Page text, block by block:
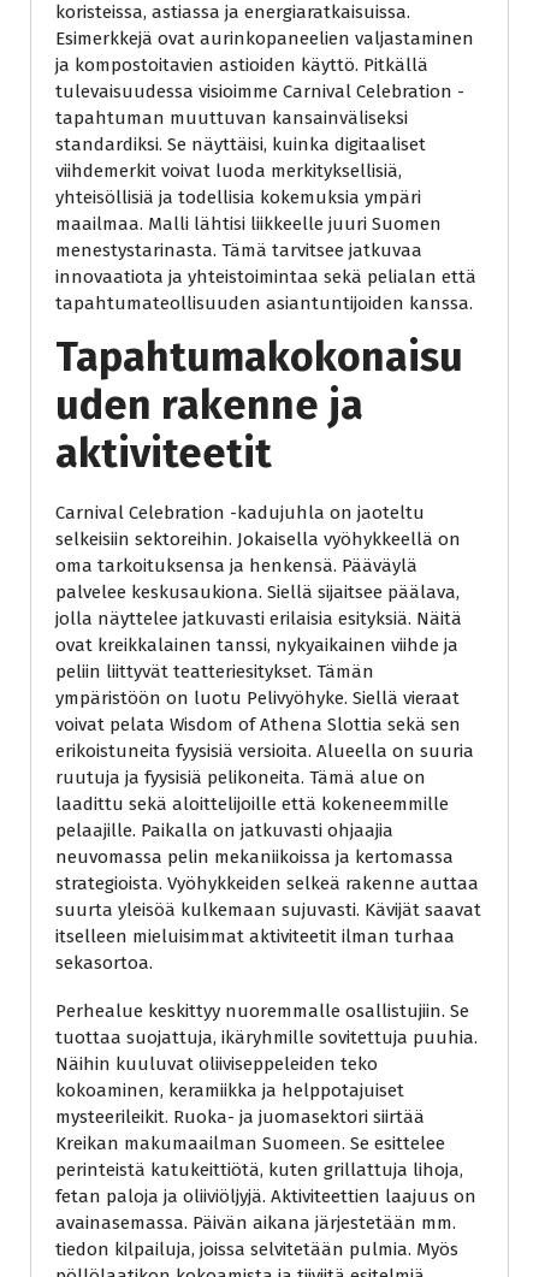
koristeissa, astiassa ja energiaratkaisuissa.
Esimerkkejä ovat aurinkopaneelien valjastaminen
ja kompostoitavien astioiden käyttö. Pitkällä
tulevaisuudessa visioimme Carnival Celebration -
tapahtuman muuttuvan kansainväliseksi
standardiksi. Se näyttäisi, kuinka digitaaliset
viihdemerkit voivat luoda merkityksellisiä,
yhteisöllisiä ja todellisia kokemuksia ympäri
maailmaa. Malli lähtisi liikkeelle juuri Suomen
menestystarinasta. Tämä tarvitsee jatkuvaa
innovaatiota ja yhteistoimintaa sekä pelialan että
tapahtumateollisuuden asiantuntijoiden kanssa.
Tapahtumakokonaisu
uden rakenne ja
aktiviteetit
Carnival Celebration -kadujuhla on jaoteltu
selkeisiin sektoreihin. Jokaisella vyöhykkeellä on
oma tarkoituksensa ja henkensä. Pääväylä
palvelee keskusaukiona. Siellä sijaitsee päälava,
jolla näyttelee jatkuvasti erilaisia esityksiä. Näitä
ovat kreikkalainen tanssi, nykyaikainen viihde ja
peliin liittyvät teatteriesitykset. Tämän
ympäristöön on luotu Pelivyöhyke. Siellä vieraat
voivat pelata Wisdom of Athena Slottia sekä sen
erikoistuneita fyysisiä versioita. Alueella on suuria
ruutuja ja fyysisiä pelikoneita. Tämä alue on
laadittu sekä aloittelijoille että kokeneemmille
pelaajille. Paikalla on jatkuvasti ohjaajia
neuvomassa pelin mekaniikoissa ja kertomassa
strategioista. Vyöhykkeiden selkeä rakenne auttaa
suurta yleisöä kulkemaan sujuvasti. Kävijät saavat
itselleen mieluisimmat aktiviteetit ilman turhaa
sekasortoa.
Perhealue keskittyy nuoremmalle osallistujiin. Se
tuottaa suojattuja, ikäryhmille sovitettuja puuhia.
Näihin kuuluvat oliiviseppeleiden teko
kokoaminen, keramiikka ja helppotajuiset
mysteerileikit. Ruoka- ja juomasektori siirtää
Kreikan makumaailman Suomeen. Se esittelee
perinteistä katukeittiötä, kuten grillattuja lihoja,
fetan paloja ja oliiviöljyjä. Aktiviteettien laajuus on
avainasemassa. Päivän aikana järjestetään mm.
tiedon kilpailuja, joissa selvitetään pulmia. Myös